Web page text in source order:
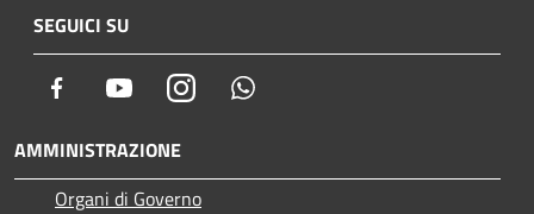
SEGUICI SU
Facebook YoutubeInstagram
AMMINISTRAZIONE
Organi di Governo